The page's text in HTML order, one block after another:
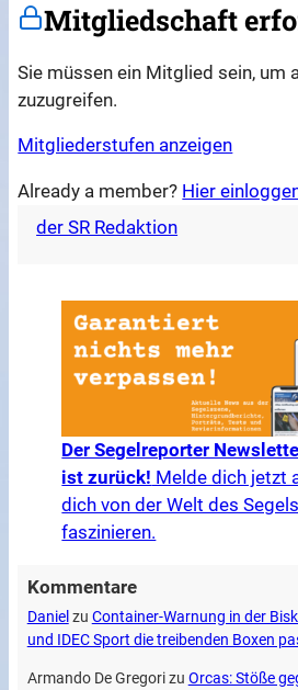
Mitgliedschaft
Sie müssen ein Mitglied sein, um
zuzugreifen.
Mitgliederstufen anzeigen
Already a member? Hier
der SR Redaktion
Der Segelreporter
ist zurück! Melde dich jetzt
dich von der Welt des
faszinieren.
Kommentare
Daniel zu Container-Warnung in der
und IDEC Sport die treibenden Boxen
Armando De Gregorizu Orcas: Stöße